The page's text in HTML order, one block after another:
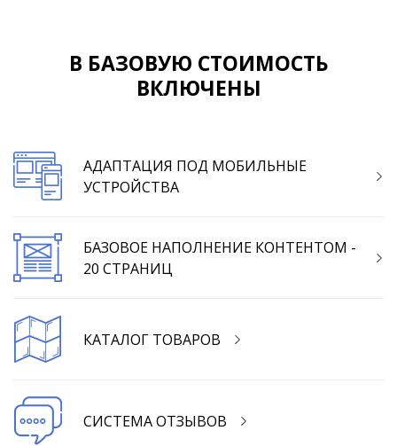
В БАЗОВУЮ СТОИМОСТЬ
ВКЛЮЧЕНЫ
АДАПТАЦИЯ ПОД МОБИЛЬНЫЕ
УСТРОЙСТВА
БАЗОВОЕ НАПОЛНЕНИЕ КОНТЕНТОМ -
20 СТРАНИЦ
КАТАЛОГ ТОВАРОВ
СИСТЕМА ОТЗЫВОВ